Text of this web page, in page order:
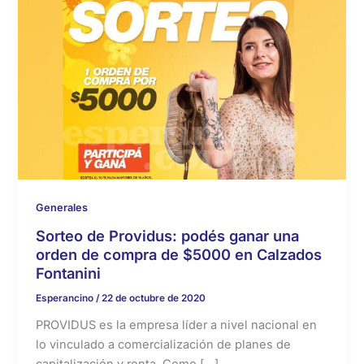
Generales
Sorteo de Providus: podés ganar una
orden de compra de $5000 en Calzados
Fontanini
Esperancino /22 de octubre de 2020
PROVIDUS es la empresa líder a nivel nacional en
lo vinculado a comercialización de planes de